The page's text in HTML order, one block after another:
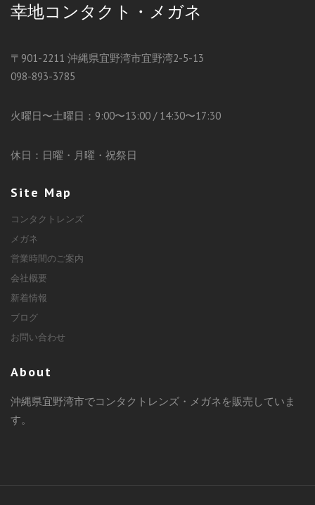
幸地コンタクト・メガネ
〒901-2211 沖縄県宜野湾市宜野湾2-5-13
098-893-3785
火曜日〜土曜日：9:00〜13:00 / 14:30〜17:30
休日：日曜・月曜・祝祭日
Site Map
コンタクトレンズ
メガネ
営業時間のご案内
会社概要
新着情報
ブログ
お問い合わせ
About
沖縄県宜野湾市でコンタクトレンズ・メガネを販売していま
す。